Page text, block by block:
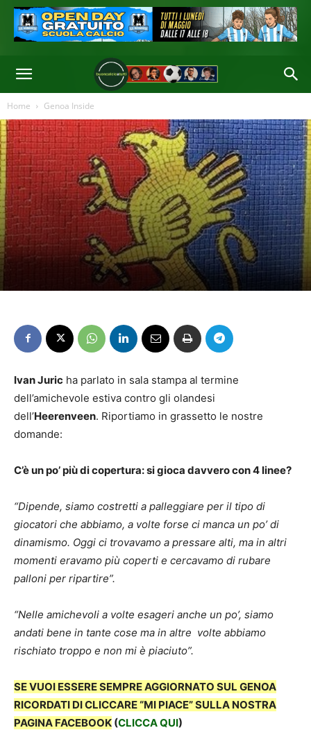
Home Genoa Inside
Ivan Juric ha parlato in sala stampa al termine
dell’amichevole estiva contro gli olandesi
dell’Heerenveen. Riportiamo in grassetto le nostre
domande:
C’è un po’ più di copertura: si gioca davvero con 4 linee?
“Dipende, siamo costretti a palleggiare per il tipo di
giocatori che abbiamo, a volte forse ci manca un po’ di
dinamismo. Oggi ci trovavamo a pressare alti, ma in altri
momenti eravamo più coperti e cercavamo di rubare
palloni per ripartire”.
“Nelle amichevoli a volte esageri anche un po’, siamo
andati bene in tante cose ma in altre volte abbiamo
rischiato troppo e non mi è piaciuto”.
SE VUOI ESSERE SEMPRE AGGIORNATO SUL GENOA
RICORDATI DI CLICCARE “MI PIACE” SULLA NOSTRA
PAGINA FACEBOOK (CLICCA QUI)